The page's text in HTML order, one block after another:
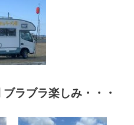
ブラブラ楽しみ・・・